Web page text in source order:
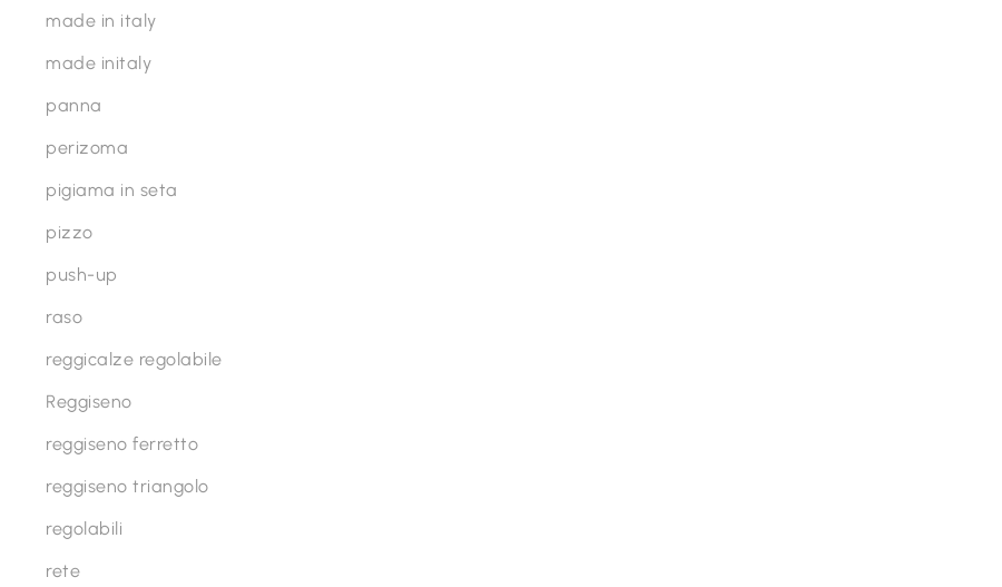
made in italy
made initaly
panna
perizoma
pigiama in seta
pizzo
push-up
raso
reggicalze regolabile
Reggiseno
reggiseno ferretto
reggiseno triangolo
regolabili
rete